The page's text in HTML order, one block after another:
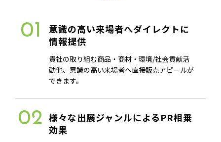
01
意識の高い来場者へダイレクトに
情報提供
貴社の取り組む商品・商材・環境/社会貢献活
動他、意識の高い来場者へ直接販売アピールが
できます。
02 様々な出展ジャンルによるPR相乗
効果